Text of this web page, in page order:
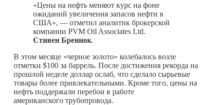
«Цены на нефть меняют курс на фоне
ожиданий увеличения запасов нефти в
США», — отметил аналитик брокерской
компании PVM Oil Associates Ltd.
Стивен Бреннок.
В этом месяце «черное золото» колебалось возле
отметки $100 за баррель. После достижения рекорда на
прошлой неделе доллар ослаб, что сделало сырьевые
товары более привлекательными. Кроме того, цены на
нефть поддержали перебои в работе
американского трубопровода.